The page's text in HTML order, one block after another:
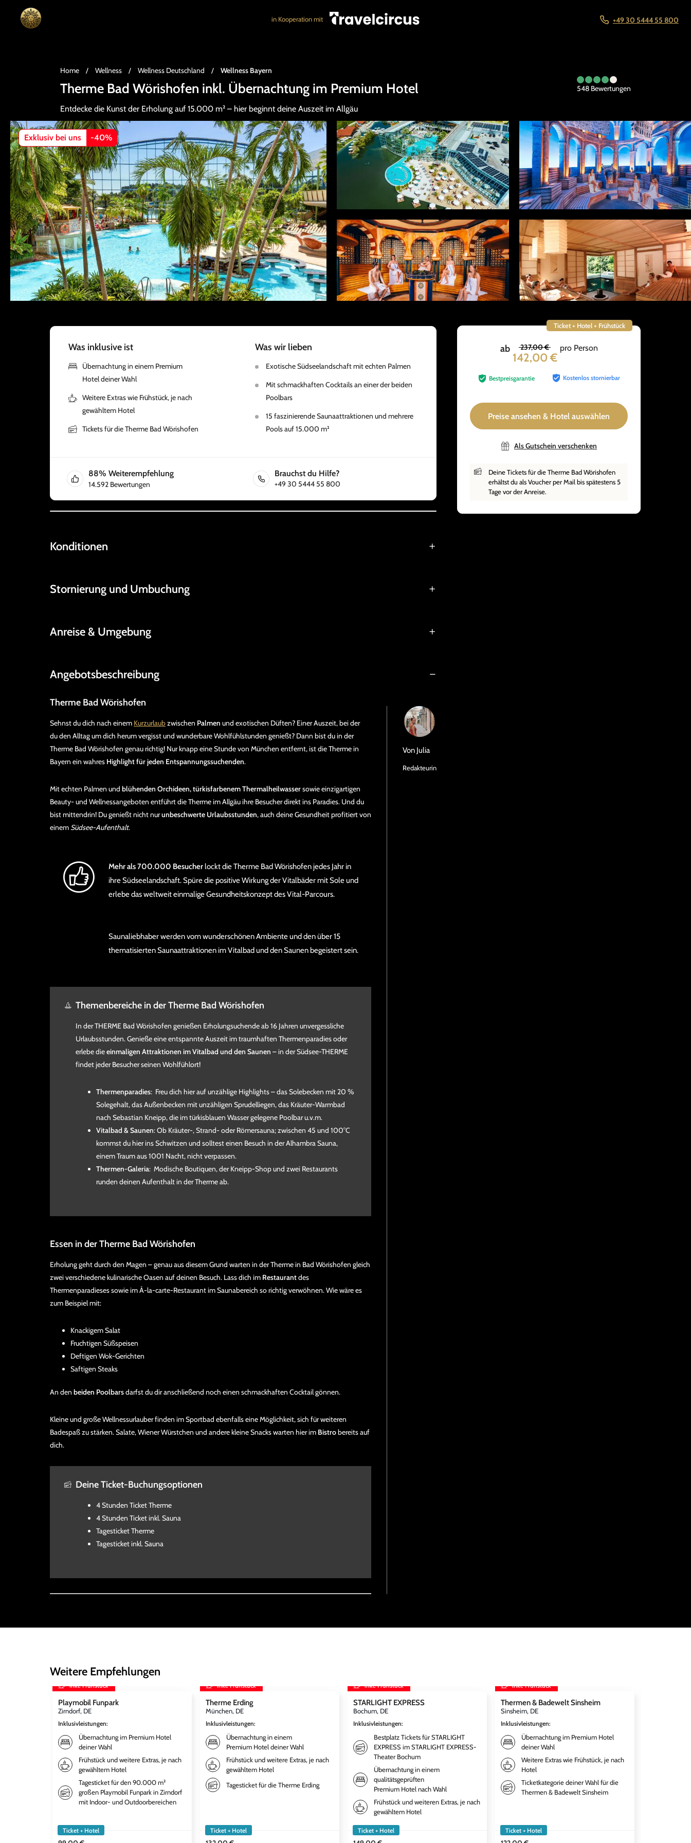
in Kooperation mit +49 30 5444 55 800
Home / Wellness / Wellness Deutschland / Wellness Bayern
Therme Bad Wörishofen inkl. Übernachtung im Premium Hotel 548 Bewertungen
Entdecke die Kunst der Erholung auf 15.000 m² – hier beginnt deine Auszeit im Allgäu
Exklusiv bei uns -40%
Ticket + Hotel + Frühstück
ab 237,00 €
142,00 €
pro Person
Bestpreisgarantie Kostenlos stornierbar
Preise ansehen & Hotel auswählen
Als Gutschein verschenken
Deine Tickets für die Therme Bad Wörishofen
erhältst du als Voucher per Mail bis spätestens 5
Tage vor der Anreise.
Was inklusive ist
Übernachtung in einem Premium
Hotel deiner Wahl
Weitere Extras wie Frühstück, je nach
gewähltem Hotel
Tickets für die Therme Bad Wörishofen
Was wir lieben
Exotische Südseelandschaft mit echten Palmen
Mit schmackhaften Cocktails an einer der beiden
Poolbars
15 faszinierende Saunaattraktionen und mehrere
Pools auf 15.000 m²
88% Weiterempfehlung
14.592 Bewertungen
Brauchst du Hilfe?
+49 30 5444 55 800
Konditionen
Stornierung und Umbuchung
Anreise & Umgebung
Angebotsbeschreibung
Therme Bad Wörishofen
Sehnst du dich nach einem Kurzurlaubzwischen Palmen und exotischen Düften? Einer Auszeit, bei der
du den Alltag um dich herum vergisst und wunderbare Wohlfühlstunden genießt? Dann bist du in der
Therme Bad Wörishofen genau richtig! Nur knapp eine Stunde von München entfernt, ist die Therme in
Bayern ein wahres Highlight für jeden Entspannungssuchenden.
Mit echten Palmen und blühenden Orchideen, türkisfarbenem Thermalheilwassersowie einzigartigen
Beauty- und Wellnessangeboten entführt die Therme im Allgäu ihre Besucher direkt ins Paradies. Und du
bist mittendrin! Du genießt nicht nurunbeschwerte Urlaubsstunden, auch deine Gesundheit profitiert von
einem Südsee-Aufenthalt.
Mehr als 700.000 Besucherlockt die Therme Bad Wörishofen jedes Jahr in
ihre Südseelandschaft. Spüre die positive Wirkung der Vitalbäder mit Sole und
erlebe das weltweit einmalige Gesundheitskonzept des Vital-Parcours.
Saunaliebhaber werden vom wunderschönen Ambiente und den über 15
thematisierten Saunaattraktionen im Vitalbad und den Saunen begeistert sein.
Themenbereiche in der Therme Bad Wörishofen
In der THERME Bad Wörishofen genießen Erholungsuchende ab 16 Jahren unvergessliche
Urlaubsstunden. Genieße eine entspannte Auszeit im traumhaften Thermenparadies oder
erlebe dieeinmaligen Attraktionen im Vitalbad und den Saunen – in der Südsee-THERME
findet jeder Besucher seinen Wohlfühlort!
Thermenparadies: Freu dich hier auf unzählige Highlights – das Solebecken mit 20 %
Solegehalt, das Außenbecken mit unzähligen Sprudelliegen, das Kräuter-Warmbad
nach Sebastian Kneipp, die im türkisblauen Wasser gelegene Poolbar u.v.m.
Vitalbad & Saunen: Ob Kräuter-, Strand- oder Römersauna; zwischen 45 und 100°C
kommst du hier ins Schwitzen und solltest einen Besuch in der Alhambra Sauna,
einem Traum aus 1001 Nacht, nicht verpassen.
Thermen-Galeria: Modische Boutiquen, der Kneipp-Shop und zwei Restaurants
runden deinen Aufenthalt in der Therme ab.
Essen in der Therme Bad Wörishofen
Erholung geht durch den Magen – genau aus diesem Grund warten in der Therme in Bad Wörishofen gleich
zwei verschiedene kulinarische Oasen auf deinen Besuch. Lass dich im Restaurantdes
Thermenparadieses sowie im À-la-carte-Restaurant im Saunabereich so richtig verwöhnen. Wie wäre es
zum Beispiel mit:
Knackigem Salat
Fruchtigen Süßspeisen
Deftigen Wok-Gerichten
Saftigen Steaks
An den beiden Poolbarsdarfst du dir anschließend noch einen schmackhaften Cocktail gönnen.
Kleine und große Wellnessurlauber finden im Sportbad ebenfalls eine Möglichkeit, sich für weiteren
Badespaß zu stärken. Salate, Wiener Würstchen und andere kleine Snacks warten hier im Bistrobereits auf
dich.
Deine Ticket-Buchungsoptionen
4 Stunden Ticket Therme
4 Stunden Ticket inkl. Sauna
Tagesticket Therme
Tagesticket inkl. Sauna
Von Julia
Redakteurin
Weitere Empfehlungen
inkl. Frühstück
Playmobil Funpark
Zirndorf, DE
Inklusivleistungen:
Übernachtung im Premium Hotel
deiner Wahl
Frühstück und weitere Extras, je nach
gewähltem Hotel
Tagesticket für den 90.000 m²
großen Playmobil Funpark in Zirndorf
mit Indoor- und Outdoorbereichen
Ticket + Hotel
inkl. Frühstück
Therme Erding
München, DE
Inklusivleistungen:
Übernachtung in einem
Premium Hotel deiner Wahl
Frühstück und weitere Extras, je nach
gewähltem Hotel
Tagesticket für die Therme Erding
Ticket + Hotel
inkl. Frühstück
STARLIGHT EXPRESS
Bochum, DE
Inklusivleistungen:
Bestplatz Tickets für STARLIGHT
EXPRESS im STARLIGHT EXPRESS-
Theater Bochum
Übernachtung in einem
qualitätsgeprüften
Premium Hotel nach Wahl
Frühstück und weiteren Extras, je nach
gewähltem Hotel
Ticket + Hotel
inkl. Frühstück
Thermen & Badewelt Sinsheim
Sinsheim, DE
Inklusivleistungen:
Übernachtung im Premium Hotel
deiner Wahl
Weitere Extras wie Frühstück, je nach
Hotel
Ticketkategorie deiner Wahl für die
Thermen & Badewelt Sinsheim
Ticket + Hotel